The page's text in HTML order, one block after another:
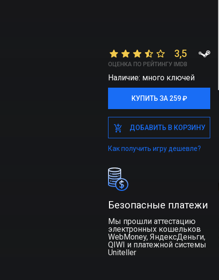
3,5
ОЦЕНКА ПО РЕЙТИНГУ IMDB
Наличие: много ключей
КУПИТЬ ЗА 259 ₽
КУПИТЬ ЗА 259 ₽
ДОБАВИТЬ В КОРЗИНУ
ДОБАВИТЬ В КОРЗИНУ
Как получить игру дешевле?
Безопасные платежи
Мы прошли аттестацию
электронных кошельков
WebMoney, ЯндексДеньги,
QIWI и платежной системы
Uniteller